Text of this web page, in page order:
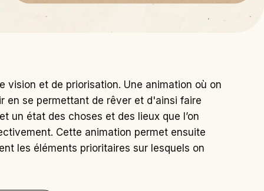
vision et de priorisation. Une animation où on
en se permettant de rêver et d'ainsi faire
un état des choses et des lieux que l’on
Cette animation permet ensuite
les éléments prioritaires sur lesquels on